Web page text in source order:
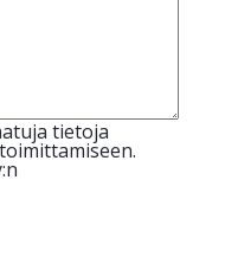
tietoja